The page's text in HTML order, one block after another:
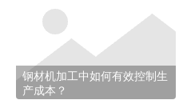
钢材机加工中如何有效控制生
产成本？